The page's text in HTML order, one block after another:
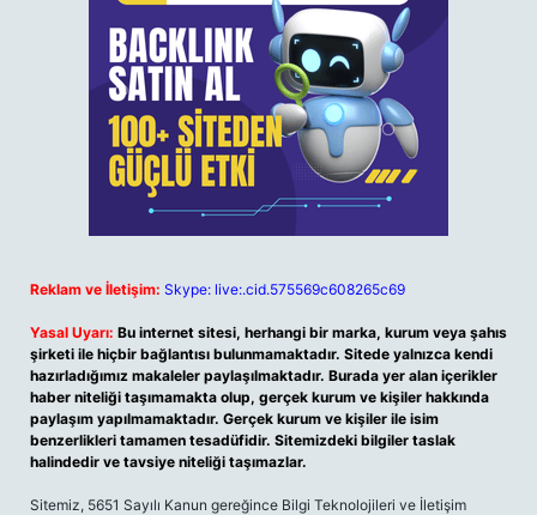
Reklam ve İletişim: Skype: live:.cid.575569c608265c69
Yasal Uyarı: Bu internet sitesi, herhangi bir marka, kurum veya şahıs
şirketi ile hiçbir bağlantısı bulunmamaktadır. Sitede yalnızca kendi
hazırladığımız makaleler paylaşılmaktadır. Burada yer alan içerikler
haber niteliği taşımamakta olup, gerçek kurum ve kişiler hakkında
paylaşım yapılmamaktadır. Gerçek kurum ve kişiler ile isim
benzerlikleri tamamen tesadüfidir. Sitemizdeki bilgiler taslak
halindedir ve tavsiye niteliği taşımazlar.
Sitemiz, 5651 Sayılı Kanun gereğince Bilgi Teknolojileri ve İletişim